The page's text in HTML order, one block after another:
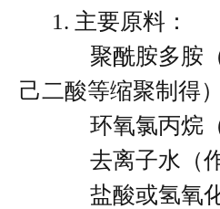
1. 主要原料：
聚酰胺多胺（
己二酸等缩聚制得）
环氧氯丙烷（
去离子水（作
盐酸或氢氧